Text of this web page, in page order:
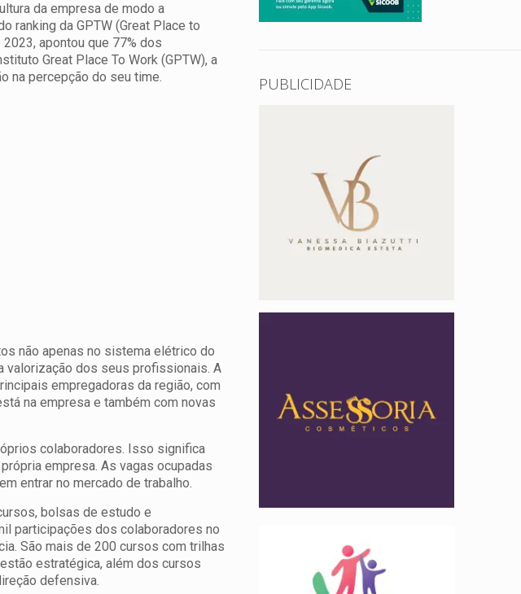
da empresa de modo a
ranking da GPTW (Great Place to
apontou que 77% dos
Great Place To Work (GPTW), a
na percepção do seu time.
não apenas no sistema elétrico do
valorização dos seus profissionais. A
empregadoras da região, com
na empresa e também com novas
colaboradores. Isso significa
empresa. As vagas ocupadas
entrar no mercado de trabalho.
bolsas de estudo e
participações dos colaboradores no
São mais de 200 cursos com trilhas
estratégica, além dos cursos
defensiva.
PUBLICIDADE